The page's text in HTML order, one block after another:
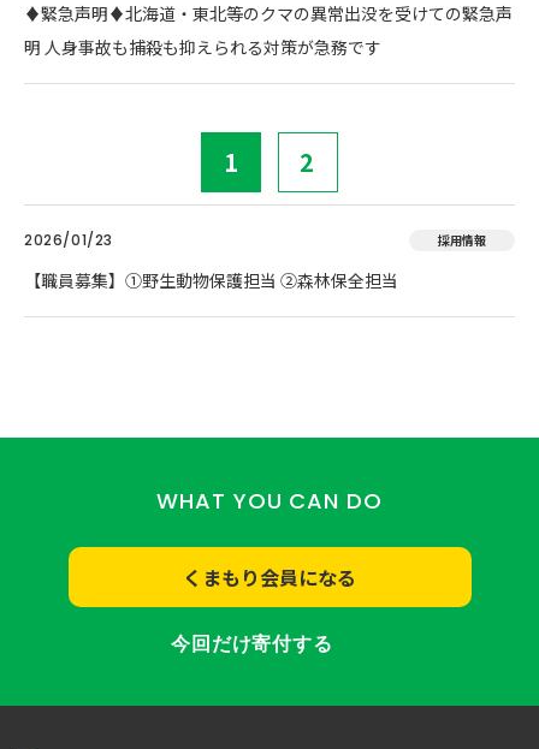
♦️緊急声明♦️北海道・東北等のクマの異常出没を受けての緊急声
明 人身事故も捕殺も抑えられる対策が急務です
1 2
2026/01/23 採用情報
【職員募集】①野生動物保護担当 ②森林保全担当
WHAT YOU CAN DO
くまもり会員になる
今回だけ寄付する